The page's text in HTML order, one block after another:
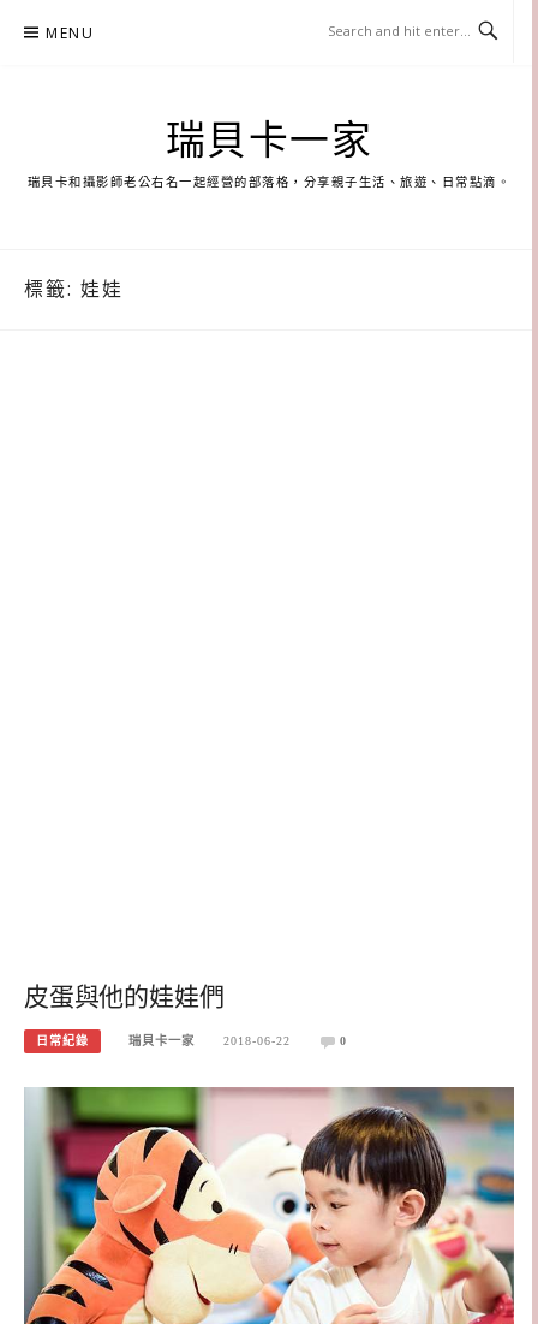
MENU
瑞貝卡一家
瑞貝卡和攝影師老公右名一起經營的部落格，分享親子生活、旅遊、日常點滴。
標籤: 娃娃
皮蛋與他的娃娃們
日常紀錄 瑞貝卡一家 2018-06-22 0